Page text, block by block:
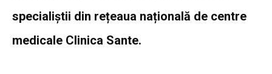
specialiștii din rețeaua națională de centre
medicale Clinica Sante.